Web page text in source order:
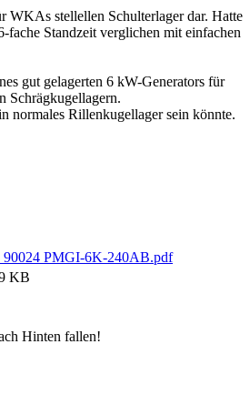
WKAs stellellen Schulterlager dar. Hatte
fache Standzeit verglichen mit einfachen
gut gelagerten 6 kW-Generators für
Schrägkugellagern.
normales Rillenkugellager sein könnte.
PMGI-6K-240AB.pdf
KB
Hinten fallen!